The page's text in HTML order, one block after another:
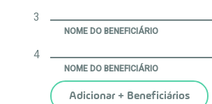
3
NOME DO BENEFICIÁRIO
4
NOME DO BENEFICIÁRIO
Adicionar + Beneficiários